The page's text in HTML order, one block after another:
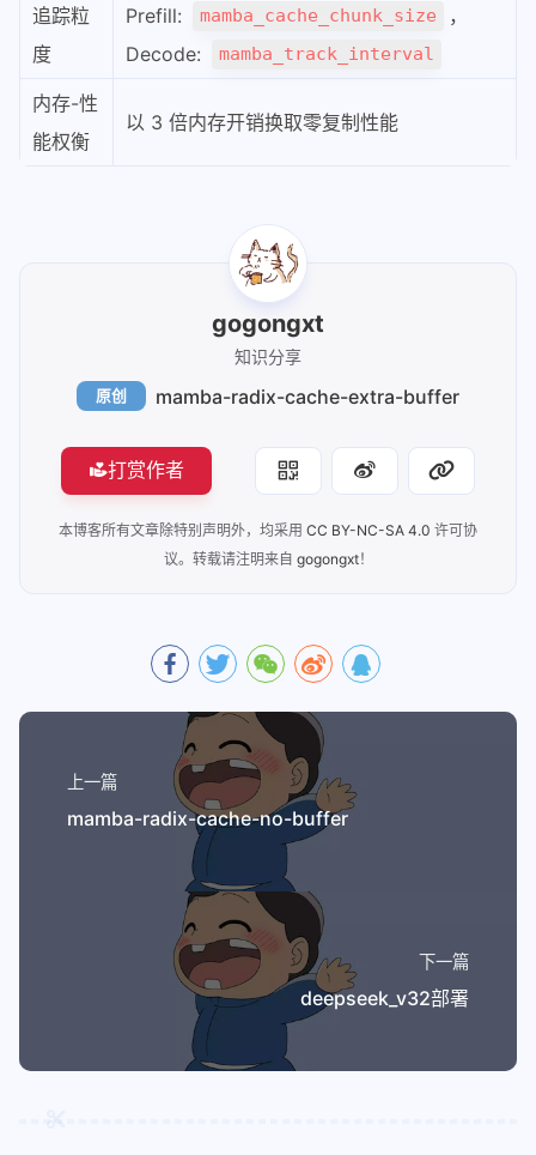
追踪粒
度
Prefill: mamba_cache_chunk_size
，
Decode:
mamba_track_interval
内存-性
能权衡
以 3 倍内存开销换取零复制性能
gogongxt
知识分享
原创 mamba-radix-cache-extra-buffer
打赏作者
本博客所有文章除特别声明外，均采用 CC BY-NC-SA 4.0 许可协
议。转载请注明来自 gogongxt！
上一篇
mamba-radix-cache-no-buffer
下一篇
deepseek_v32部署